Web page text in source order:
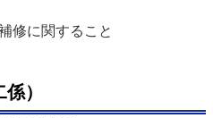
修に関すること
）